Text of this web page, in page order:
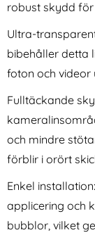
MagSafe
iPhone 16 Pro
Skärmskydd
rea pris
161 krtidigare pris
161 kr
Tillgänglighet:
16 Pro 2-PACK
robust skydd
Ultra-
bibehåller detta
foton och
Fulltäckande
och mindre
förblir i orört
Enkel
applicering och
bubblor, vilket